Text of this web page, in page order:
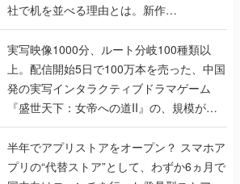
社で机を並べる理由とは。新作
『TATSUJIN EXTREME』で初タッグを組
んだレジェンド2人に訊く開発秘話
実写映像1000分、ルート分岐100種類以
上。配信開始5日で100万本を売った、中国
発の実写インタラクティブドラマゲーム
『盛世天下：女帝への道II』の、規模が違
うこだわりをプロデューサーに聞いた
半年でアプリストアをオープン？ スマホア
プリの“代替ストア”として、わずか6ヵ月で